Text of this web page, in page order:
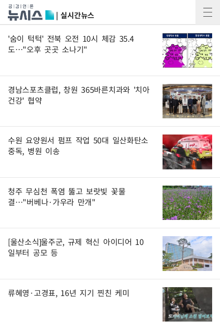
| 실시간뉴스
'숨이 턱턱' 전북 오전 10시 체감 35.4
도…"오후 곳곳 소나기"
경남스포츠클럽, 창원 365바른치과와 '치아
건강' 협약
수원 요양원서 펌프 작업 50대 일산화탄소
중독, 병원 이송
청주 무심천 폭염 뚫고 보랏빛 꽃물
결…"버베나·가우라 만개"
[울산소식]울주군, 규제 혁신 아이디어 10
일부터 공모 등
류혜영·고경표, 16년 지기 찐친 케미